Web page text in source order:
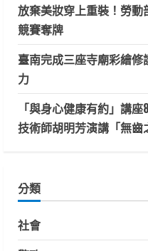
放棄美妝穿上重裝！勞
競賽奪牌
臺南完成三座寺廟彩繪
力
「與身心健康有約」講
技術師胡明芳演講「無
分類
社會